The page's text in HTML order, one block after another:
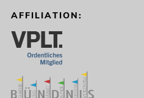
AFFILIATION: